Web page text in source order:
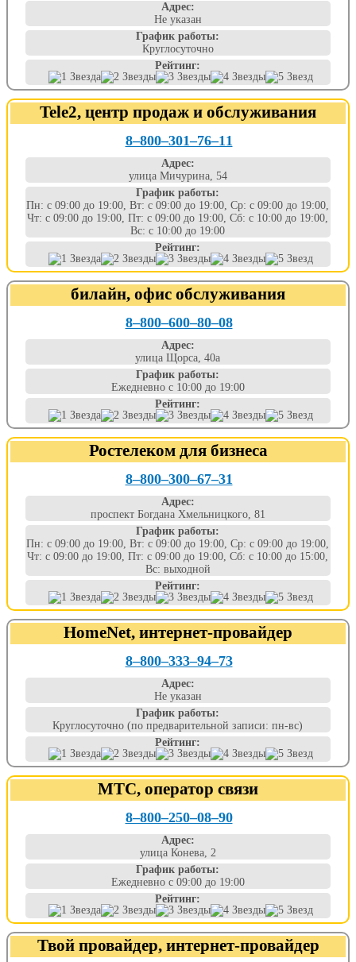
Адрес:
Не указан
График работы:
Круглосуточно
Рейтинг:
Tele2, центр продаж и обслуживания
8‒800‒301‒76‒11
Адрес:
улица Мичурина, 54
График работы:
Пн: с 09:00 до 19:00, Вт: с 09:00 до 19:00, Ср: с 09:00 до 19:00,
Чт: с 09:00 до 19:00, Пт: с 09:00 до 19:00, Сб: с 10:00 до 19:00,
Вс: с 10:00 до 19:00
Рейтинг:
билайн, офис обслуживания
8‒800‒600‒80‒08
Адрес:
улица Щорса, 40а
График работы:
Ежедневно с 10:00 до 19:00
Рейтинг:
Ростелеком для бизнеса
8‒800‒300‒67‒31
Адрес:
проспект Богдана Хмельницкого, 81
График работы:
Пн: с 09:00 до 19:00, Вт: с 09:00 до 19:00, Ср: с 09:00 до 19:00,
Чт: с 09:00 до 19:00, Пт: с 09:00 до 19:00, Сб: с 10:00 до 15:00,
Вс: выходной
Рейтинг:
HomeNet, интернет-провайдер
8‒800‒333‒94‒73
Адрес:
Не указан
График работы:
Круглосуточно (по предварительной записи: пн-вс)
Рейтинг:
МТС, оператор связи
8‒800‒250‒08‒90
Адрес:
улица Конева, 2
График работы:
Ежедневно с 09:00 до 19:00
Рейтинг:
Твой провайдер, интернет-провайдер